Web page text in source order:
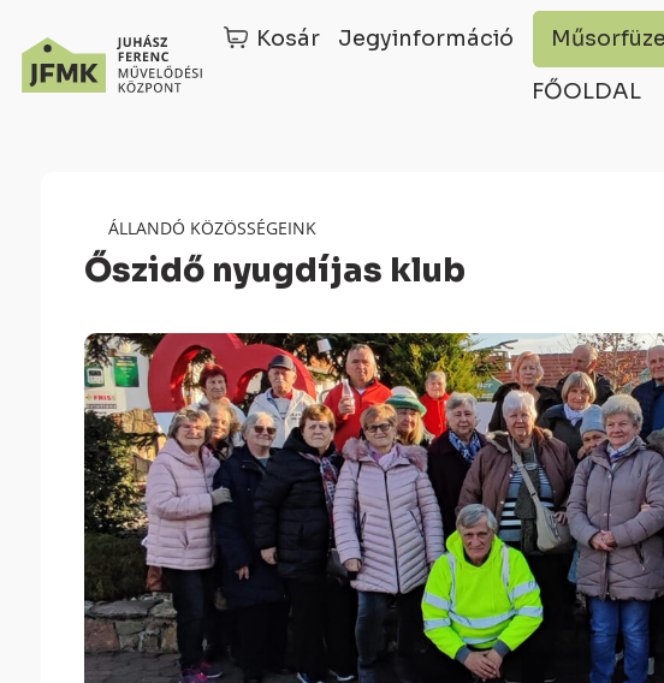
Kosár Jegyinformáció
FŐOLDAL
ÁLLANDÓ KÖZÖSSÉGEINK
Őszidő nyugdíjas klub